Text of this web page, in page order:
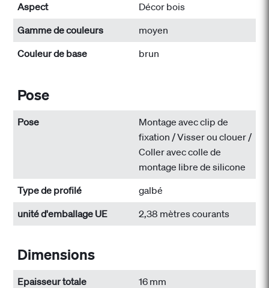
Aspect
Décor bois
Gamme de couleurs
moyen
Couleur de base
brun
Pose
Pose
Montage avec clip de
fixation / Visser ou clouer /
Coller avec colle de
montage libre de silicone
Type de profilé
galbé
unité d'emballage UE
2,38 mètres courants
Dimensions
Epaisseur totale
16 mm